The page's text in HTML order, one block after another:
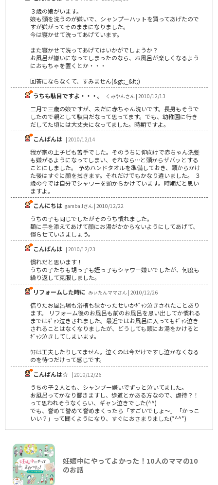
３歳の娘がいます。
娘も頭を洗うのが嫌いで、シャンプーハットを買ってあげたので
すが嫌がってそのままになりました。
今は寝かせて洗ってあげています。
また寝かせて洗ってあげてはいかがでしょうか？
お風呂が嫌いになってしまったのなら、お風呂が楽しくなるよう
におもちゃを置くとか・・・
回答にならなくて、すみません(&gt;_&lt;)
うちも駄目ですよ・・・。
くみやんさん | 2010/12/13
二月で三歳の娘ですが、未だに赤ちゃん洗いです。長男もそうで
したので親として駄目だなって思ってます。でも、幼稚園に行き
だしてた頃には大丈夫になってました。時期ですよ。
こんばんは | 2010/12/14
我が家の上チビも苦手でした。そのうちに仰向けで赤ちゃん洗髪
も嫌がるようになってしまい、それなら…と頭からザバッとする
ことにしました。 予めハンドタオルを準備しておき、頭からかけ
た後はすぐに顔を拭きます。それだけでもかなり違いました。 ３
歳の今では自分でシャワーを頭からかけています。時期だと思い
ますよ。
こんにちは gamballさん | 2010/12/22
うちの子も同じでしたがそのうち慣れました。
額に手を添えてあげて顔にお湯がかからないようにしてあげて、
慣らせていきましょう。
こんばんは | 2010/12/23
慣れだと思います！
うちの子たちも甥っ子も姪っ子もシャワー嫌いでしたが、何度も
繰り返して克服しました。
リフォームした時に みぃたんママさん | 2010/12/26
借りたお風呂場も浴槽も狭かったせいかｷﾞｬﾝ泣きされたことあり
ます。 リフォーム後のお風呂も前のお風呂を思い出してか慣れる
まではｷﾞｬﾝ泣きされました。最近ではお風呂に入ってもｷﾞｬﾝ泣き
されることはなくなりましたが、どうしても頭にお湯をかけると
ｷﾞｬﾝ泣きしてしまいます。
ｳﾁは工夫したりしてません。泣くのは今だけですし泣かなくなる
のを待つだけって感じです。
こんばんは☆ | 2010/12/26
うちの子２人とも、シャンプー嫌いでずっと泣いてました。
お風呂ってかなり響きますし、歩道とかある方なので、虐待？！
って思われそうなくらい、ギャン泣きでした(^^)
でも、誉めて誉めて誉めまくったら「すごいでしょ～」「かっこ
いい？」って聞くようになり、すぐにおさまりました(*^^*)
妊娠中にやってよかった！10人のママの10
のお話